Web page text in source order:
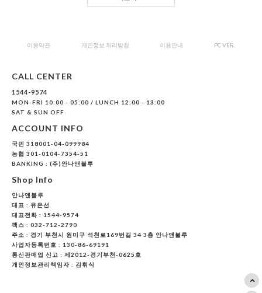
이용약관 개인정보 처리방침 이용안내 PC VER.
CALL CENTER
1544-9574
MON-FRI 10:00 - 05:00 / LUNCH 12:00 - 13:00
SAT & SUN OFF
ACCOUNT INFO
국민 318001-04-099984
농협 301-0104-7354-51
BANKING : (주)안나앤블루
Shop Info
안나앤블루
대표 : 유은선
대표전화 : 1544-9574
팩스 : 032-712-2790
주소 : 경기 부천시 원미구 석천로169번길 34 3층 안나앤블루
사업자등록번호 : 130-86-69191
통신판매업 신고 : 제2012-경기부천-0625호
개인정보관리책임자 : 김휘식